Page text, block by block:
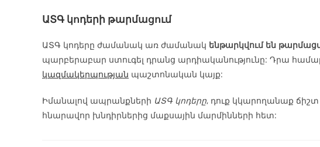
ԱՏԳ կոդերի թարմացում
ԱՏԳ կոդերը ժամանակ առ ժամանակ ենթարկվում են
պարբերաբար ստուգել դրանց արդիականությունը: Դրա համար
կազմակերպության պաշտոնական կայք:
Իմանալով ապրանքների ԱՏԳ կոդերը, դուք կկարողանաք
հնարավոր խնդիրներից մաքսային մարմինների հետ: